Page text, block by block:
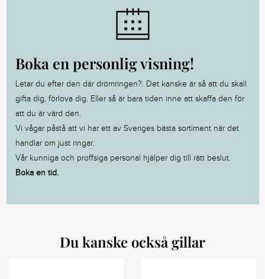
Boka en personlig visning!
Letar du efter den där drömringen?. Det kanske är så att du skall
gifta dig, förlova dig. Eller så är bara tiden inne att skaffa den för
att du är värd den.
Vi vågar påstå att vi har ett av Sveriges bästa sortiment när det
handlar om just ringar.
Vår kunniga och proffsiga personal hjälper dig till rätt beslut.
Boka en tid.
Du kanske också gillar